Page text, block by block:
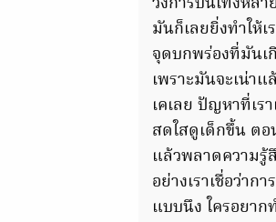
มันก็เลยยิ่งทำให้
จุดบกพร่องที่มันเ
เพราะมันจะเน่า
เคเลย ปัญหาที่เร
สดใสดูเด็กขึ้น ตอ
แล้วพลาดความรู้
อย่างเราเชื่อว่า
แบบนึง ใครอยาก